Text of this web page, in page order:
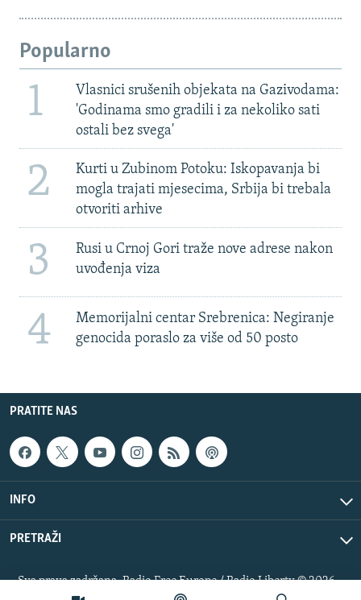
Popularno
1
Vlasnici srušenih objekata na Gazivodama:
'Godinama smo gradili i za nekoliko sati
ostali bez svega'
2
Kurti u Zubinom Potoku: Iskopavanja bi
mogla trajati mjesecima, Srbija bi trebala
otvoriti arhive
3
Rusi u Crnoj Gori traže nove adrese nakon
uvođenja viza
4
Memorijalni centar Srebrenica: Negiranje
genocida poraslo za više od 50 posto
PRATITE NAS
INFO
PRETRAŽI
Sva prava zadržana. Radio Free Europe / Radio Liberty © 2026
RFE/RL, Inc.